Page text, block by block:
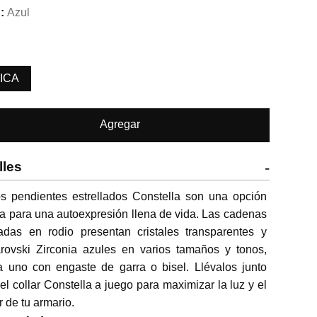
Azul
Agregar
-
pendientes estrellados Constella son una opción
para una autoexpresión llena de vida. Las cadenas
en rodio presentan cristales transparentes y
Zirconia azules en varios tamaños y tonos,
uno con engaste de garra o bisel. Llévalos junto
collar Constella a juego para maximizar la luz y el
de tu armario.